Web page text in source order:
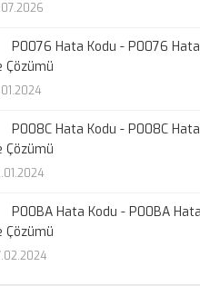
P0076 Hata Kodu - P0076
Çözümü
P008C Hata Kodu - P008C
Çözümü
P00BA Hata Kodu - P00BA
Çözümü